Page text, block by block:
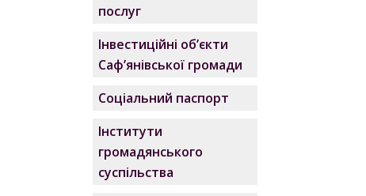
послуг
Інвестиційні об’єкти
Саф’янівської громади
Соціальний паспорт
Інститути
громадянського
суспільства